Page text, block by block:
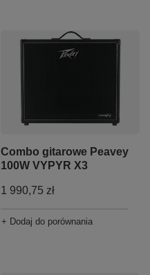
Combo gitarowe Peavey
100W VYPYR X3
1 990,75 zł
+ Dodaj do porównania